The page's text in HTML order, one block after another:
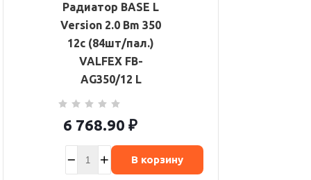
Радиатор BASE L
Version 2.0 Bm 350
12с (84шт/пал.)
VALFEX FB-
AG350/12 L
6 768.90 ₽
В корзину